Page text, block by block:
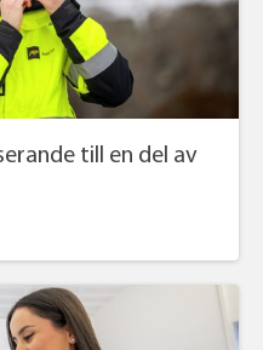
till en del av